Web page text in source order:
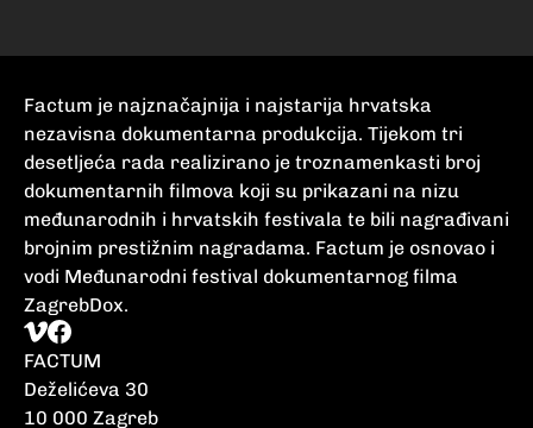
Factum je najznačajnija i najstarija hrvatska
nezavisna dokumentarna produkcija. Tijekom tri
desetljeća rada realizirano je troznamenkasti broj
dokumentarnih filmova koji su prikazani na nizu
međunarodnih i hrvatskih festivala te bili nagrađivani
brojnim prestižnim nagradama. Factum je osnovao i
vodi Međunarodni festival dokumentarnog filma
ZagrebDox.
FACTUM
Deželićeva 30
10 000 Zagreb